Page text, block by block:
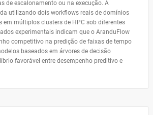
de escalonamento ou na execução. A
utilizando dois workflows reais de domínios
em múltiplos clusters de HPC sob diferentes
experimentais indicam que o AranduFlow
competitivo na predição de faixas de tempo
baseados em árvores de decisão
favorável entre desempenho preditivo e